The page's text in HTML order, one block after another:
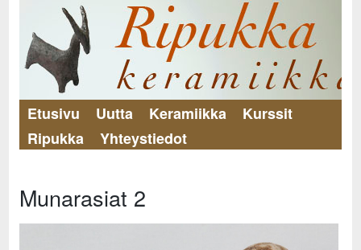
Etusivu Uutta Keramiikka
Kurssit
Ripukka
Yhteystiedot
Munarasiat 2